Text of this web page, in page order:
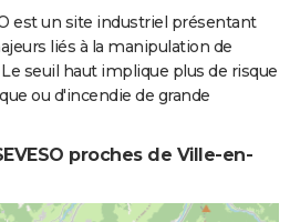
est un site industriel présentant
liés à la manipulation de
seuil haut implique plus de risque
ou d'incendie de grande
proches de Ville-en-